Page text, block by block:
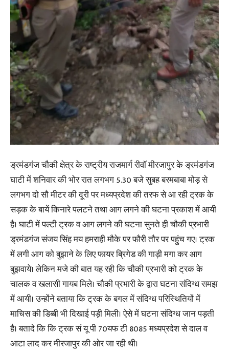
ड्रमंडगंज चौकी क्षेत्र के राष्ट्रीय राजमार्ग रीवॉ मीरजापुर के ड्रमंडगंज
घाटी में शनिवार की भोर रात लगभग 5.30 बजे सुबह बरमबाबा मोड़ से
लगभग दो सौ मीटर की दूरी पर मध्यप्रदेश की तरफ से आ रही ट्रक के
सड़क के बायें किनारे पलटने तथा आग लगने की घटना प्रकाश में आयी
है। घाटी में पल्टी ट्रक व आग लगने की घटना सुनते ही चौकी प्रभारी
ड्रमंडगंज संजय सिंह मय हमराही मौके पर फौरी तौर पर पहुंच गए। ट्रक
में लगी आग को बुझाने के लिए फायर ब्रिगेड की गाड़ी मगा कर आग
बुझवाये। लेकिन मजे की बात यह रही कि चौकी प्रभारी को ट्रक के
चालक व खलासी गायब मिले। चौकी प्रभारी के द्वारा घटना संदिग्ध समझ
में आयी। उन्होंने बताया कि ट्रक के बगल में संदिग्ध परिस्थितियों में
माचिस की डिब्बी भी दिखाई पड़ी मिली। ऐसे में घटना संदिग्ध जान पड़ती
है। बतादे कि कि ट्रक सं यू पी 70यफ टी 8085 मध्यप्रदेश से दाल व
आटा लाद कर मीरजापुर की ओर जा रही थी।